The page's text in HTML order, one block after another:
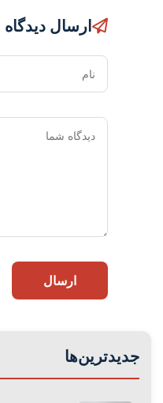
ارسال دیدگاه
ارسال
جدیدترین‌ها